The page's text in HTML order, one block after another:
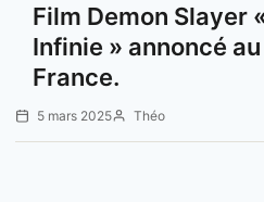
Film Demon Slayer
Infinie » annoncé
France.
5 mars 2025 Théo